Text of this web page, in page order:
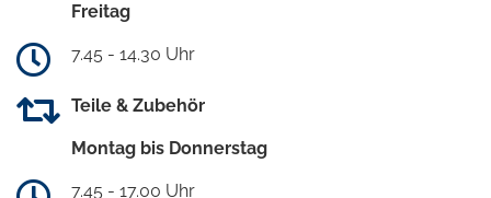
Freitag
7.45 - 14.30 Uhr
Teile & Zubehör
Montag bis Donnerstag
7.45 - 17.00 Uhr